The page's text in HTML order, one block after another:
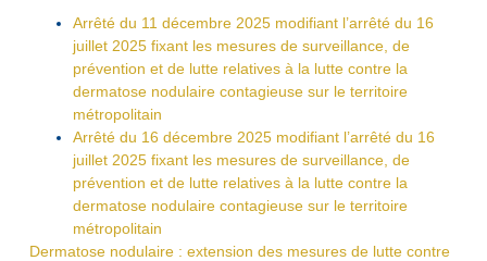
Arrêté du 11 décembre 2025 modifiant l’arrêté du 16
juillet 2025 fixant les mesures de surveillance, de
prévention et de lutte relatives à la lutte contre la
dermatose nodulaire contagieuse sur le territoire
métropolitain
Arrêté du 16 décembre 2025 modifiant l’arrêté du 16
juillet 2025 fixant les mesures de surveillance, de
prévention et de lutte relatives à la lutte contre la
dermatose nodulaire contagieuse sur le territoire
métropolitain
Dermatose nodulaire : extension des mesures de lutte contre